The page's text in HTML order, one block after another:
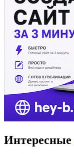
Интересные